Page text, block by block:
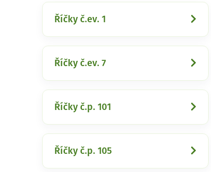
Říčky č.ev. 1
Říčky č.ev. 7
Říčky č.p. 101
Říčky č.p. 105